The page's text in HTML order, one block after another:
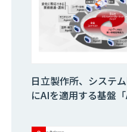
ロ
レ
援
ブ
日立製作所、システ
にAIを適用する基盤